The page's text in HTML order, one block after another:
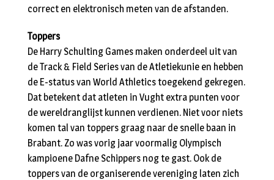
correct en elektronisch meten van de afstanden.
Toppers
De Harry Schulting Games maken onderdeel uit van
de Track & Field Series van de Atletiekunie en hebben
de E-status van World Athletics toegekend gekregen.
Dat betekent dat atleten in Vught extra punten voor
de wereldranglijst kunnen verdienen. Niet voor niets
komen tal van toppers graag naar de snelle baan in
Brabant. Zo was vorig jaar voormalig Olympisch
kampioene Dafne Schippers nog te gast. Ook de
toppers van de organiserende vereniging laten zich